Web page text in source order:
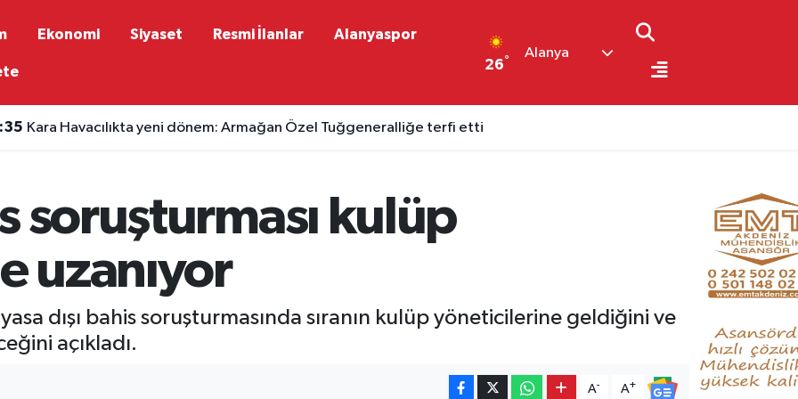
Ekonomi Siyaset Resmi İlanlar Alanyaspor
26°
Alanya
Kara Havacılıkta yeni dönem: Armağan Özel Tuğgeneralliğe terfi etti
soruşturması kulüp
uzanıyor
dışı bahis soruşturmasında sıranın kulüp yöneticilerine geldiğini ve
açıkladı.
A- A+